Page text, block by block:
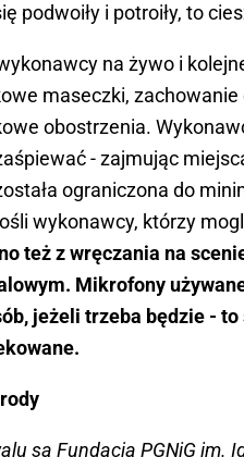
podwoiły i potroiły, to
na żywo i
maseczki,
obostrzenia.
- zajmując
ograniczona do
wykonawcy, którzy
też z wręczania na
Mikrofony
jeżeli trzeba będzie -
są Fundacja PGNiG im.